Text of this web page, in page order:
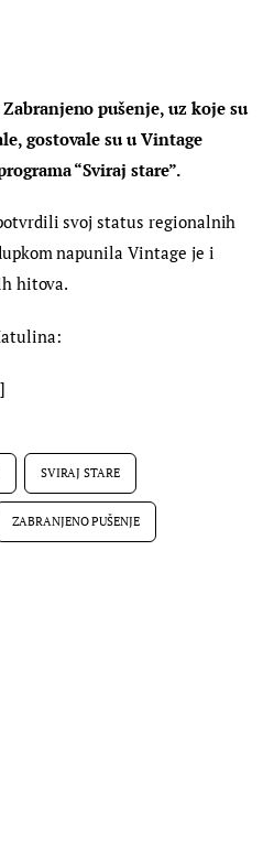
pušenje, uz koje su
gostovale su u Vintage
“Sviraj stare”.
svoj status regionalnih
napunila Vintage je i
hitova.
SVIRAJ STARE
ZABRANJENO PUŠENJE